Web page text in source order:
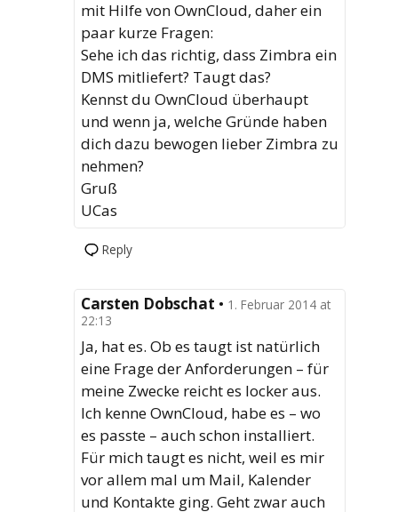
mit Hilfe von OwnCloud, daher ein
paar kurze Fragen:
Sehe ich das richtig, dass Zimbra ein
DMS mitliefert? Taugt das?
Kennst du OwnCloud überhaupt
und wenn ja, welche Gründe haben
dich dazu bewogen lieber Zimbra zu
nehmen?
Gruß
UCas
Reply
Carsten Dobschat • 1. Februar 2014 at
22:13
Ja, hat es. Ob es taugt ist natürlich
eine Frage der Anforderungen – für
meine Zwecke reicht es locker aus.
Ich kenne OwnCloud, habe es – wo
es passte – auch schon installiert.
Für mich taugt es nicht, weil es mir
vor allem mal um Mail, Kalender
und Kontakte ging. Geht zwar auch